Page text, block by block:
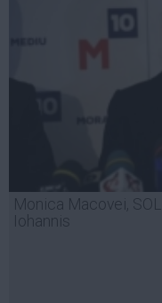
Monica Macovei,
Iohannis